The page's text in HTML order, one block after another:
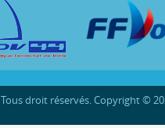
Tous droit réservés. Copyright ©